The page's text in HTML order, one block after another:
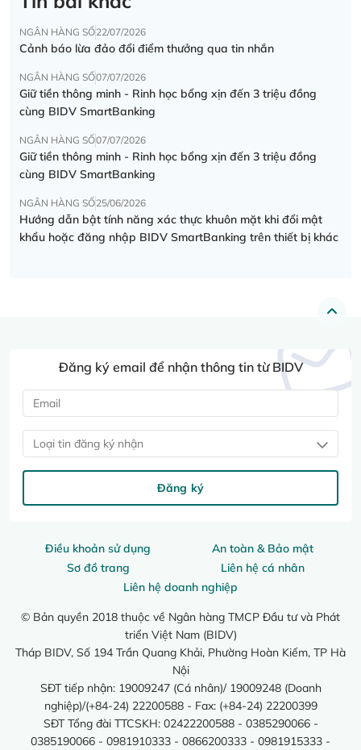
NGÂN HÀNG SỐ22/07/2026
Cảnh báo lừa đảo đổi điểm thưởng qua tin nhắn
NGÂN HÀNG SỐ07/07/2026
Giữ tiền thông minh - Rinh học bổng xịn đến 3 triệu đồng
cùng BIDV SmartBanking
NGÂN HÀNG SỐ07/07/2026
Giữ tiền thông minh - Rinh học bổng xịn đến 3 triệu đồng
cùng BIDV SmartBanking
NGÂN HÀNG SỐ25/06/2026
Hướng dẫn bật tính năng xác thực khuôn mặt khi đổi mật
khẩu hoặc đăng nhập BIDV SmartBanking trên thiết bị khác
Điều khoản sử dụng
An toàn & Bảo mật
Sơ đồ trang
Liên hệ cá nhân
Liên hệ doanh nghiệp
© Bản quyền 2018 thuộc về Ngân hàng TMCP Đầu tư và Phát
triển Việt Nam (BIDV)
Tháp BIDV, Số 194 Trần Quang Khải, Phường Hoàn Kiếm, TP Hà
Nội
SĐT tiếp nhận: 19009247 (Cá nhân)/ 19009248 (Doanh
nghiệp)/(+84-24) 22200588 - Fax: (+84-24) 22200399
SĐT Tổng đài TTCSKH: 02422200588 - 0385290066 -
0385190066 - 0981910333 - 0866200333 - 0981915333 -
Đăng ký email để nhận thông tin từ BIDV
Loại tin đăng ký nhận
Đăng ký